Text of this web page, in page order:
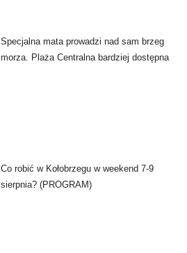
Specjalna mata prowadzi nad sam brzeg
morza. Plaża Centralna bardziej dostępna
Co robić w Kołobrzegu w weekend 7-9
sierpnia? (PROGRAM)